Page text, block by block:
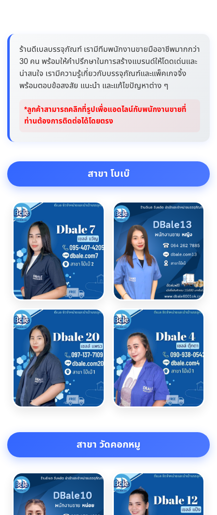
ร้านดีเบลบรรจุภัณฑ์ เรามีทีมพนักงานขายมืออาชีพมากกว่า
30 คน พร้อมให้คำปรึกษาในการสร้างแบรนด์ให้โดดเด่นและ
น่าสนใจ เรามีความรู้เกี่ยวกับบรรจุภัณฑ์และแพ็คเกจจิ้ง
พร้อมตอบข้อสงสัย แนะนำ และแก้ไขปัญหาต่าง ๆ
*ลูกค้าสามารถคลิกที่รูปเพื่อแอดไลน์กับพนักงานขายที่
ท่านต้องการติดต่อได้โดยตรง
สาขา โบเบ๊
สาขา วัดคอกหมู